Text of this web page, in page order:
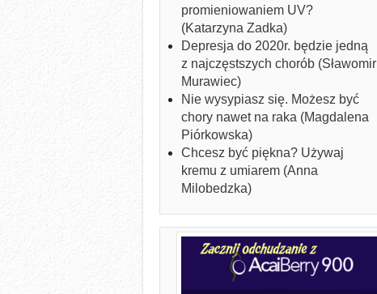
promieniowaniem UV?
(Katarzyna Zadka)
Depresja do 2020r. będzie jedną
z najczęstszych chorób (Sławomir
Murawiec)
Nie wysypiasz się. Możesz być
chory nawet na raka (Magdalena
Piórkowska)
Chcesz być piękna? Używaj
kremu z umiarem (Anna
Milobedzka)